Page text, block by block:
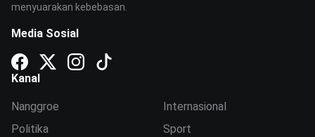
menyuarakan kebebasan.
Media Sosial
Kanal
Nanggroe
Politika
Internasional
Sport